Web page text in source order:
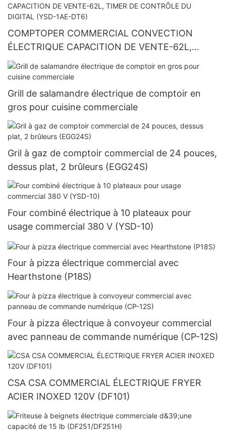
COMPTOPER COMMERCIAL CONVECTION
ÉLECTRIQUE CAPACITION DE VENTE-62L,
TIMER DE CONTRÔLE DU DIGITAL (YSD-1AE-
DT6)
Grill de salamandre électrique de comptoir en
gros pour cuisine commerciale
Gril à gaz de comptoir commercial de 24 pouces,
dessus plat, 2 brûleurs (EGG24S)
Four combiné électrique à 10 plateaux pour
usage commercial 380 V (YSD-10)
Four à pizza électrique commercial avec
Hearthstone (P18S)
Four à pizza électrique à convoyeur commercial
avec panneau de commande numérique (CP-12S)
CSA CSA COMMERCIAL ÉLECTRIQUE FRYER
ACIER INOXED 120V (DF101)